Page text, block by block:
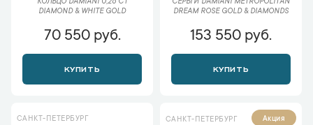
КОЛЬЦО DAMIANI 0,26 CT
DIAMOND & WHITE GOLD
70 550 руб.
КУПИТЬ
СЕРЬГИ DAMIANI METROPOLITAN
DREAM ROSE GOLD & DIAMONDS
153 550 руб.
КУПИТЬ
САНКТ-ПЕТЕРБУРГ САНКТ-ПЕТЕРБУРГ Акция